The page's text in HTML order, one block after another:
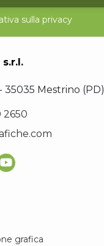
sulla privacy
s.r.l.
35035 Mestrino (PD)
2650
grafica